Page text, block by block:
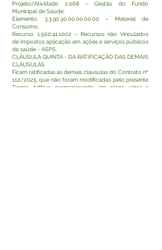
Projeto/Atividade: 2.068 – Gestão do Fundo
Municipal de Saúde;
Elemento: 3.3.90.30.00.00.00.00 – Material de
Consumo;
Recurso: 1.500.41.1002 – Recursos não Vinculados
de Impostos aplicação em ações e serviços públicos
de saúde - ASPS.
CLÁUSULA QUINTA - DA RATIFICAÇÃO DAS DEMAIS
CLÁUSULAS
Ficam ratificadas as demais cláusulas do Contrato nº
112/2025, que não foram modificadas pelo presente
Termo Aditivo, permanecendo em pleno vigor e